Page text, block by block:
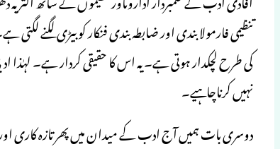
تنظیمی فارمولا بندی اور ضابطہ بندی فنکار کو بیڑی لگنے
کی طرح لچکدار ہوتی ہے۔ یہ اس کا حقیقی کردار ہے۔ لہٰذا
نہیں کرناچاہیے۔
دوسری بات ہمیں آج ادب کے میدان میں پھر تازہ کاری